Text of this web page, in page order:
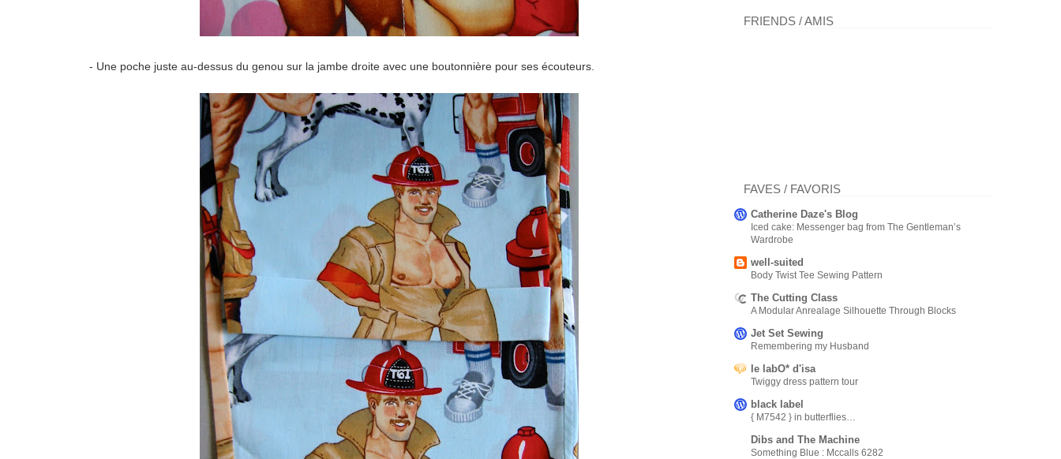
- Une poche juste au-dessus du genou sur la jambe droite avec une boutonnière pour ses écouteurs.
FRIENDS / AMIS
FAVES / FAVORIS
Catherine Daze's Blog
Iced cake: Messenger bag from The Gentleman’s
Wardrobe
well-suited
Body Twist Tee Sewing Pattern
The Cutting Class
A Modular Anrealage Silhouette Through Blocks
Jet Set Sewing
Remembering my Husband
le labO* d'isa
Twiggy dress pattern tour
black label
{ M7542 } in butterflies…
Dibs and The Machine
Something Blue : Mccalls 6282